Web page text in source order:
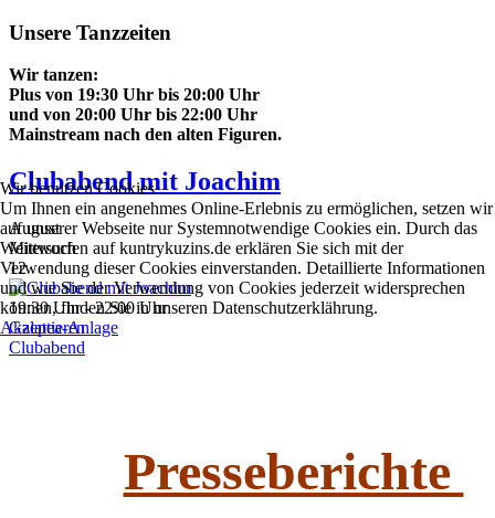
Unsere Tanzzeiten
Wir tanzen:
Plus von 19:30 Uhr bis 20:00 Uhr
und von 20:00 Uhr bis 22:00 Uhr
Mainstream nach den alten Figuren.
Clubabend mit Joachim
August
Mittwoch
12
19:30 Uhr - 22:00 Uhr
Galatea-Anlage
Clubabend
Presseberichte
Wir benutzen Cookies
Um Ihnen ein angenehmes Online-Erlebnis zu ermöglichen, setzen wir
auf unserer Webseite nur Systemnotwendige Cookies ein. Durch das
Weitersurfen auf kuntrykuzins.de erklären Sie sich mit der
Verwendung dieser Cookies einverstanden. Detaillierte Informationen
und wie Sie der Verwendung von Cookies jederzeit widersprechen
können, finden Sie in unseren Datenschutzerklährung.
Akzeptieren